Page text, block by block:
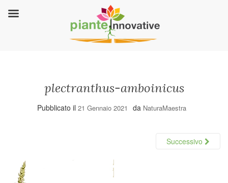
plectranthus-amboinicus
Pubblicato il 21 Gennaio 2021 da NaturaMaestra
Successivo